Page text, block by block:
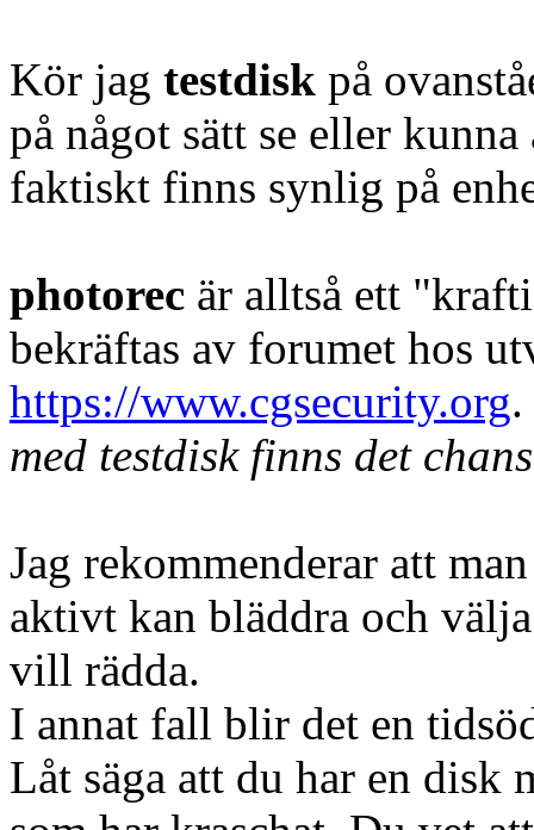
Kör jag testdisk på
på något sätt se eller
faktiskt finns synlig på
photorec är alltså ett
bekräftas av forumet hos
https://www.cgsecurity.org
med testdisk finns det
Jag rekommenderar att
aktivt kan bläddra och
vill rädda.
I annat fall blir det en
Låt säga att du har en disk